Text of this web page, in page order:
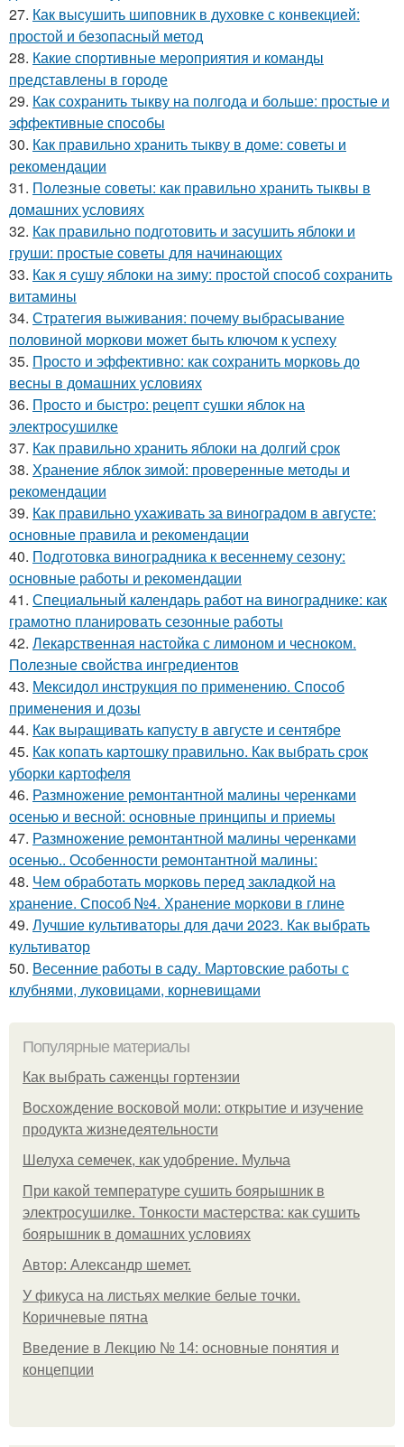
27. Как высушить шиповник в духовке с конвекцией:
простой и безопасный метод
28. Какие спортивные мероприятия и команды
представлены в городе
29. Как сохранить тыкву на полгода и больше: простые и
эффективные способы
30. Как правильно хранить тыкву в доме: советы и
рекомендации
31. Полезные советы: как правильно хранить тыквы в
домашних условиях
32. Как правильно подготовить и засушить яблоки и
груши: простые советы для начинающих
33. Как я сушу яблоки на зиму: простой способ сохранить
витамины
34. Стратегия выживания: почему выбрасывание
половиной моркови может быть ключом к успеху
35. Просто и эффективно: как сохранить морковь до
весны в домашних условиях
36. Просто и быстро: рецепт сушки яблок на
электросушилке
37. Как правильно хранить яблоки на долгий срок
38. Хранение яблок зимой: проверенные методы и
рекомендации
39. Как правильно ухаживать за виноградом в августе:
основные правила и рекомендации
40. Подготовка виноградника к весеннему сезону:
основные работы и рекомендации
41. Специальный календарь работ на винограднике: как
грамотно планировать сезонные работы
42. Лекарственная настойка с лимоном и чесноком.
Полезные свойства ингредиентов
43. Мексидол инструкция по применению. Способ
применения и дозы
44. Как выращивать капусту в августе и сентябре
45. Как копать картошку правильно. Как выбрать срок
уборки картофеля
46. Размножение ремонтантной малины черенками
осенью и весной: основные принципы и приемы
47. Размножение ремонтантной малины черенками
осенью.. Особенности ремонтантной малины:
48. Чем обработать морковь перед закладкой на
хранение. Способ №4. Хранение моркови в глине
49. Лучшие культиваторы для дачи 2023. Как выбрать
культиватор
50. Весенние работы в саду. Мартовские работы с
клубнями, луковицами, корневищами
Популярные материалы
Как выбрать саженцы гортензии
Восхождение восковой моли: открытие и изучение
продукта жизнедеятельности
Шелуха семечек, как удобрение. Мульча
При какой температуре сушить боярышник в
электросушилке. Тонкости мастерства: как сушить
боярышник в домашних условиях
Автор: Александр шемет.
У фикуса на листьях мелкие белые точки.
Коричневые пятна
Введение в Лекцию № 14: основные понятия и
концепции